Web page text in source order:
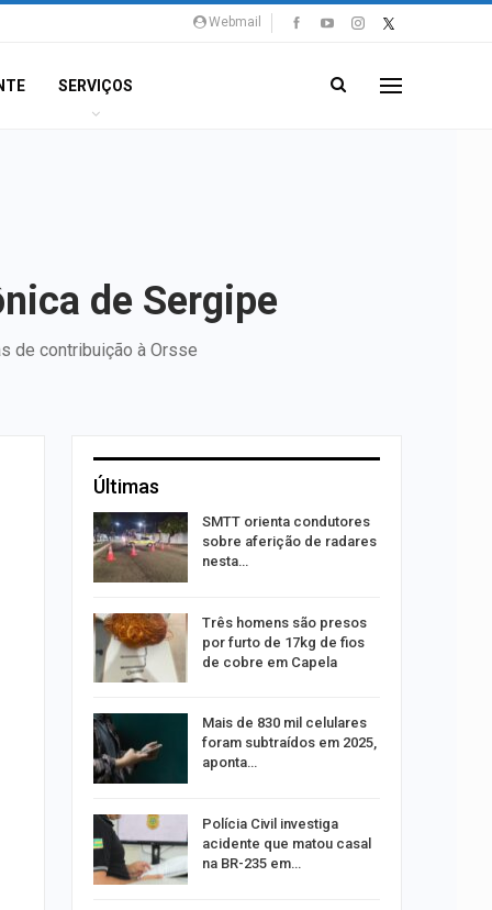
Webmail
SERVIÇOS
de Sergipe
de contribuição à Orsse
Últimas
SMTT orienta condutores
sobre aferição de radares
nesta…
Três homens são presos
por furto de 17kg de fios
de cobre em Capela
Mais de 830 mil celulares
foram subtraídos em 2025,
aponta…
Polícia Civil investiga
acidente que matou casal
na BR-235 em…